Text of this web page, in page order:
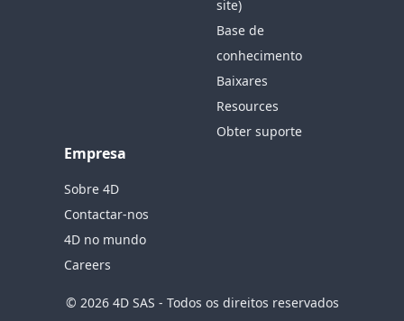
site)
Base de
conhecimento
Baixares
Resources
Obter suporte
Empresa
Sobre 4D
Contactar-nos
4D no mundo
Careers
© 2026 4D SAS - Todos os direitos reservados